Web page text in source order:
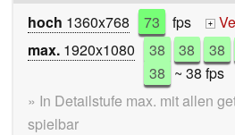
hoch 1360x768 73 fps +
max. 1920x1080 38 38 38
38 ~ 38 fps
» In Detailstufe max. mit allen
spielbar